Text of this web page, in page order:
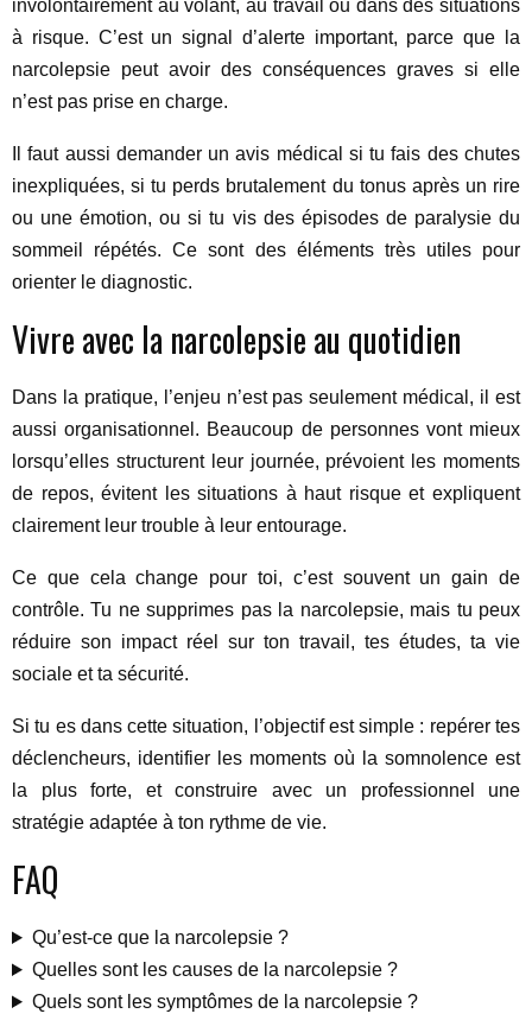
involontairement au volant, au travail ou dans des situations
à risque. C’est un signal d’alerte important, parce que la
narcolepsie peut avoir des conséquences graves si elle
n’est pas prise en charge.
Il faut aussi demander un avis médical si tu fais des chutes
inexpliquées, si tu perds brutalement du tonus après un rire
ou une émotion, ou si tu vis des épisodes de paralysie du
sommeil répétés. Ce sont des éléments très utiles pour
orienter le diagnostic.
Vivre avec la narcolepsie au quotidien
Dans la pratique, l’enjeu n’est pas seulement médical, il est
aussi organisationnel. Beaucoup de personnes vont mieux
lorsqu’elles structurent leur journée, prévoient les moments
de repos, évitent les situations à haut risque et expliquent
clairement leur trouble à leur entourage.
Ce que cela change pour toi, c’est souvent un gain de
contrôle. Tu ne supprimes pas la narcolepsie, mais tu peux
réduire son impact réel sur ton travail, tes études, ta vie
sociale et ta sécurité.
Si tu es dans cette situation, l’objectif est simple : repérer tes
déclencheurs, identifier les moments où la somnolence est
la plus forte, et construire avec un professionnel une
stratégie adaptée à ton rythme de vie.
FAQ
Qu’est-ce que la narcolepsie ?
Quelles sont les causes de la narcolepsie ?
Quels sont les symptômes de la narcolepsie ?